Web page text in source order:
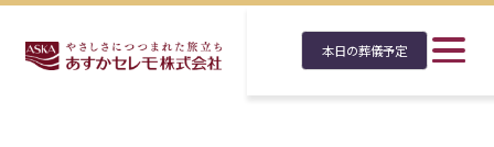
本日の葬儀予定